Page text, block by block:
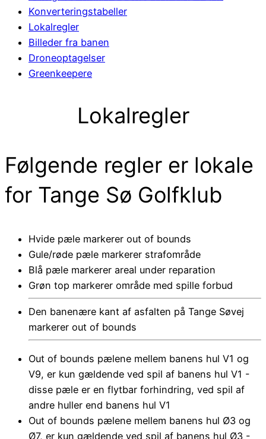
Konverteringstabeller
Lokalregler
Billeder fra banen
Droneoptagelser
Greenkeepere
Lokalregler
Følgende regler er lokale
for Tange Sø Golfklub
Hvide pæle markerer out of bounds
Gule/røde pæle markerer strafområde
Blå pæle markerer areal under reparation
Grøn top markerer område med spille forbud
Den banenære kant af asfalten på Tange Søvej
markerer out of bounds
Out of bounds pælene mellem banens hul V1 og
V9, er kun gældende ved spil af banens hul V1 -
disse pæle er en flytbar forhindring, ved spil af
andre huller end banens hul V1
Out of bounds pælene mellem banens hul Ø3 og
Ø7, er kun gældende ved spil af banens hul Ø3 -